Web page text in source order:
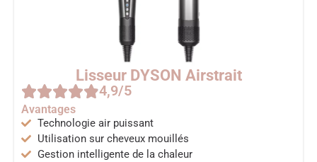
Lisseur DYSON Airstrait
4,9/5
Avantages
Technologie air puissant
Utilisation sur cheveux mouillés
Gestion intelligente de la chaleur